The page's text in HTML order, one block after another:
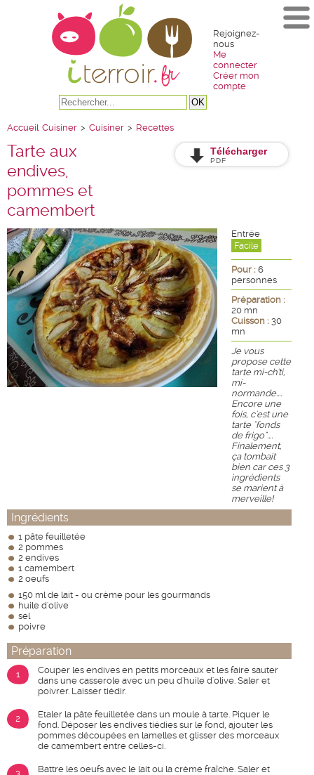
Rejoignez-
nous
Me
connecter
Créer mon
compte
Accueil Cuisiner > Cuisiner > Recettes
Tarte aux
endives,
pommes et
camembert
Télécharger
PDF
Entrée
Facile
Pour : 6
personnes
Préparation :
20 mn
Cuisson : 30
mn
Je vous
propose cette
tarte mi-ch'ti,
mi-
normande....
Encore une
fois, c'est une
tarte "fonds
de frigo"....
Finalement,
ça tombait
bien car ces 3
ingrédients
se marient à
merveille!
Ingrédients
1 pâte feuilletée
2 pommes
2 endives
1 camembert
2 oeufs
150 ml de lait - ou crème pour les gourmands
huile d'olive
sel
poivre
Préparation
1
Couper les endives en petits morceaux et les faire sauter
dans une casserole avec un peu d'huile d'olive. Saler et
poivrer. Laisser tiédir.
2
Etaler la pâte feuilletée dans un moule à tarte. Piquer le
fond. Déposer les endives tiédies sur le fond, ajouter les
pommes découpées en lamelles et glisser des morceaux
de camembert entre celles-ci.
Battre les oeufs avec le lait ou la crème fraîche. Saler et